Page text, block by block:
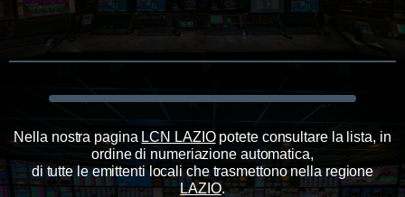
Nella nostra pagina LCN LAZIOpotete consultare la lista, in
ordine di numeriazione automatica,
di tutte le emittenti locali che trasmettononella regione
LAZIO.